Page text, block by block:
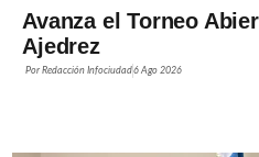
Avanza el Torneo
Ajedrez
PorRedacción Infociudad6 Ago 2026